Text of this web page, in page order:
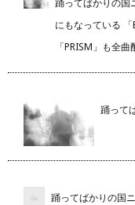
にもなっている
「PRISM」も全曲
踊って
踊ってばかりの国